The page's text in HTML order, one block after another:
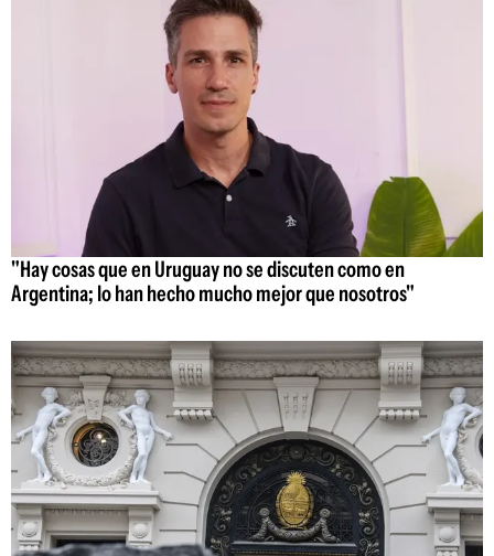
"Hay cosas que en Uruguay no se discuten como en
Argentina; lo han hecho mucho mejor que nosotros"